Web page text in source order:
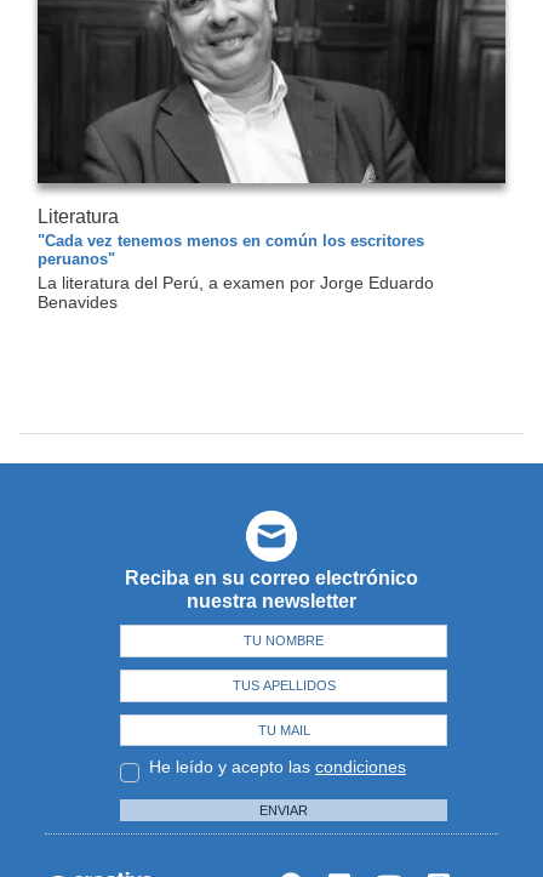
Literatura
"Cada vez tenemos menos en común los escritores
peruanos"
La literatura del Perú, a examen por Jorge Eduardo
Benavides
Reciba en su correo electrónico
nuestra newsletter
He leído y acepto las condiciones
ENVIAR